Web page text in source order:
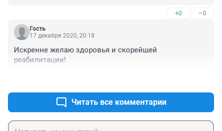
+0 –0
Гость
17 декабря 2020, 20:18
Искренне желаю здоровья и скорейшей
реабилитации!
Читать все комментарии